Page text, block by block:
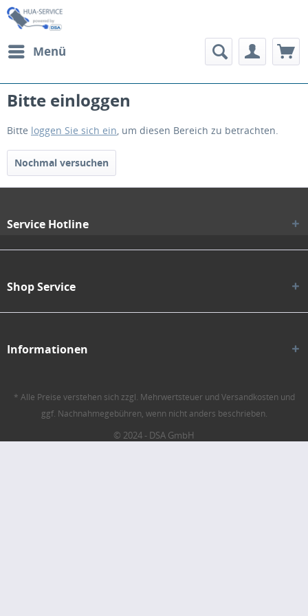
Menü
Bitte einloggen
Bitte loggen Sie sich ein, um diesen Bereich zu betrachten.
Nochmal versuchen
Service Hotline
Shop Service
Informationen
* Alle Preise verstehen sich zzgl. Mehrwertsteuer und Versandkosten und
ggf. Nachnahmegebühren, wenn nicht anders beschrieben.
© 2024 - DSA GmbH